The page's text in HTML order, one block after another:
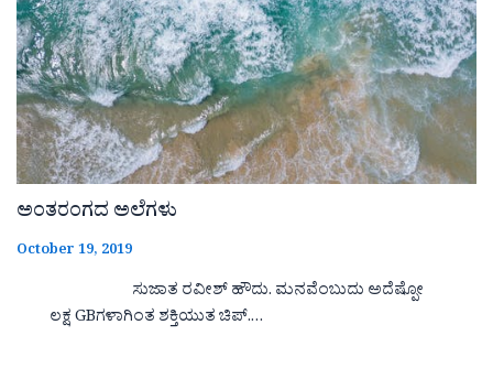
ಅಂತರಂಗದ ಅಲೆಗಳು
October 19, 2019
ಸುಜಾತ ರವೀಶ್ ಹೌದು. ಮನವೆಂಬುದು ಅದೆಷ್ಪೋ
ಲಕ್ಷ GBಗಳಾಗಿಂತ ಶಕ್ತಿಯುತ ಚಿಪ್.…